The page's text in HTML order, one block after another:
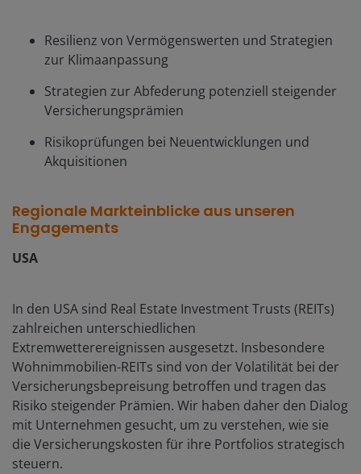
Resilienz von Vermögenswerten und Strategien
zur Klimaanpassung
Strategien zur Abfederung potenziell steigender
Versicherungsprämien
Risikoprüfungen bei Neuentwicklungen und
Akquisitionen
Regionale Markteinblicke aus unseren
Engagements
USA
In den USA sind Real Estate Investment Trusts (REITs)
zahlreichen unterschiedlichen
Extremwetterereignissen ausgesetzt. Insbesondere
Wohnimmobilien-REITs sind von der Volatilität bei der
Versicherungsbepreisung betroffen und tragen das
Risiko steigender Prämien. Wir haben daher den Dialog
mit Unternehmen gesucht, um zu verstehen, wie sie
die Versicherungskosten für ihre Portfolios strategisch
steuern.